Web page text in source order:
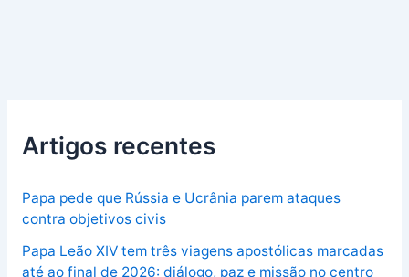
Artigos recentes
Papa pede que Rússia e Ucrânia parem ataques
contra objetivos civis
Papa Leão XIV tem três viagens apostólicas marcadas
até ao final de 2026: diálogo, paz e missão no centro